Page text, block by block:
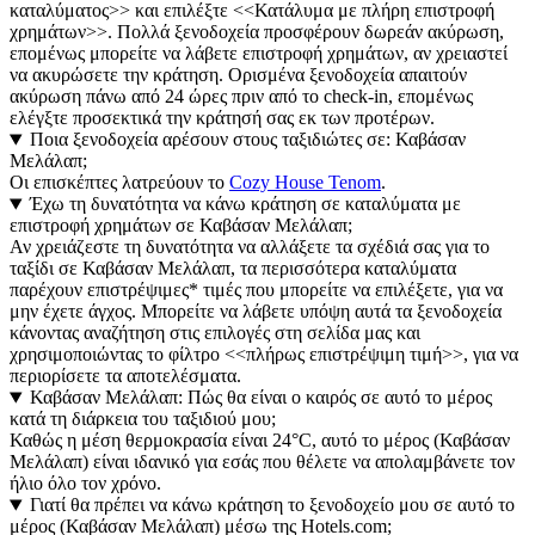
καταλύματος>> και επιλέξτε <<Κατάλυμα με πλήρη επιστροφή
χρημάτων>>. Πολλά ξενοδοχεία προσφέρουν δωρεάν ακύρωση,
επομένως μπορείτε να λάβετε επιστροφή χρημάτων, αν χρειαστεί
να ακυρώσετε την κράτηση. Ορισμένα ξενοδοχεία απαιτούν
ακύρωση πάνω από 24 ώρες πριν από το check-in, επομένως
ελέγξτε προσεκτικά την κράτησή σας εκ των προτέρων.
Ποια ξενοδοχεία αρέσουν στους ταξιδιώτες σε: Καβάσαν
Μελάλαπ;
Οι επισκέπτες λατρεύουν το Cozy House Tenom.
Έχω τη δυνατότητα να κάνω κράτηση σε καταλύματα με
επιστροφή χρημάτων σε Καβάσαν Μελάλαπ;
Αν χρειάζεστε τη δυνατότητα να αλλάξετε τα σχέδιά σας για το
ταξίδι σε Καβάσαν Μελάλαπ, τα περισσότερα καταλύματα
παρέχουν επιστρέψιμες* τιμές που μπορείτε να επιλέξετε, για να
μην έχετε άγχος. Μπορείτε να λάβετε υπόψη αυτά τα ξενοδοχεία
κάνοντας αναζήτηση στις επιλογές στη σελίδα μας και
χρησιμοποιώντας το φίλτρο <<πλήρως επιστρέψιμη τιμή>>, για να
περιορίσετε τα αποτελέσματα.
Καβάσαν Μελάλαπ: Πώς θα είναι ο καιρός σε αυτό το μέρος
κατά τη διάρκεια του ταξιδιού μου;
Καθώς η μέση θερμοκρασία είναι 24°C, αυτό το μέρος (Καβάσαν
Μελάλαπ) είναι ιδανικό για εσάς που θέλετε να απολαμβάνετε τον
ήλιο όλο τον χρόνο.
Γιατί θα πρέπει να κάνω κράτηση το ξενοδοχείο μου σε αυτό το
μέρος (Καβάσαν Μελάλαπ) μέσω της Hotels.com;